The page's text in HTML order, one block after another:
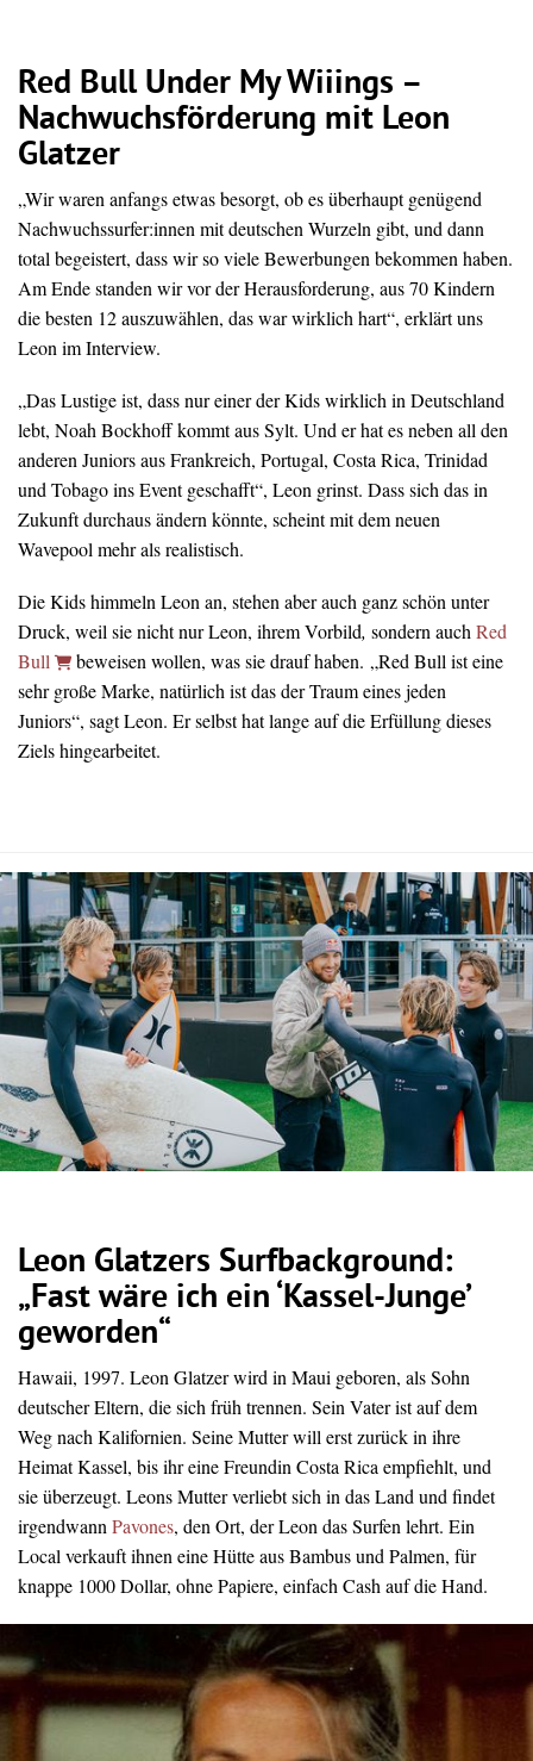
Red Bull Under My Wiiings –
Nachwuchsförderung mit Leon
Glatzer
„Wir waren anfangs etwas besorgt, ob es überhaupt genügend
Nachwuchssurfer:innen mit deutschen Wurzeln gibt, und dann
total begeistert, dass wir so viele Bewerbungen bekommen haben.
Am Ende standen wir vor der Herausforderung, aus 70 Kindern
die besten 12 auszuwählen, das war wirklich hart“, erklärt uns
Leon im Interview.
„Das Lustige ist, dass nur einer der Kids wirklich in Deutschland
lebt, Noah Bockhoff kommt aus Sylt. Und er hat es neben all den
anderen Juniors aus Frankreich, Portugal, Costa Rica, Trinidad
und Tobago ins Event geschafft“, Leon grinst. Dass sich das in
Zukunft durchaus ändern könnte, scheint mit dem neuen
Wavepool mehr als realistisch.
Die Kids himmeln Leon an, stehen aber auch ganz schön unter
Druck, weil sie nicht nur Leon, ihrem Vorbild, sondern auchRed
Bull
beweisen wollen, was sie drauf haben. „Red Bull ist eine
sehr große Marke, natürlich ist das der Traum eines jeden
Juniors“, sagt Leon. Er selbst hat lange auf die Erfüllung dieses
Ziels hingearbeitet.
Leon Glatzers Surfbackground:
„Fast wäre ich ein ‘Kassel-Junge’
geworden“
Hawaii, 1997. Leon Glatzer wird in Maui geboren, als Sohn
deutscher Eltern, die sich früh trennen. Sein Vater ist auf dem
Weg nach Kalifornien. Seine Mutter will erst zurück in ihre
Heimat Kassel, bis ihr eine Freundin Costa Rica empfiehlt, und
sie überzeugt. Leons Mutter verliebt sich in das Land und findet
irgendwannPavones, den Ort, der Leon das Surfen lehrt. Ein
Local verkauft ihnen eine Hütte aus Bambus und Palmen, für
knappe 1000 Dollar, ohne Papiere, einfach Cash auf die Hand.